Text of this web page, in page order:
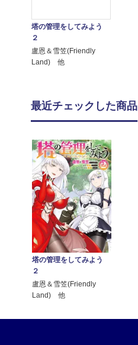
塔の管理をしてみよう
２
盧恩＆雪笠(Friendly
Land) 他
最近チェックした商品
塔の管理をしてみよう
２
盧恩＆雪笠(Friendly
Land) 他